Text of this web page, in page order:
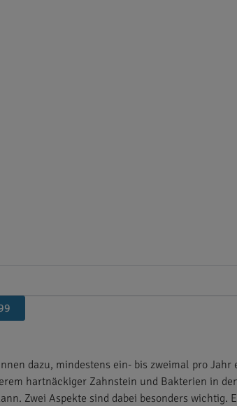
dazu, mindestens ein- bis zweimal pro
hartnäckiger Zahnstein und Bakterien in
Zwei Aspekte sind dabei besonders wichtig.